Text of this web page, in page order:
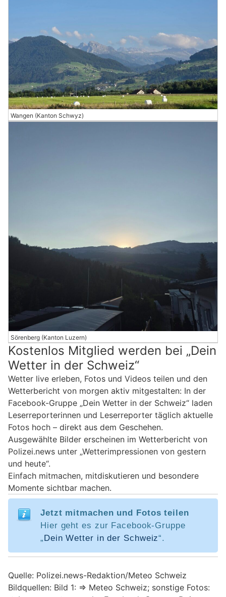
Wangen (Kanton Schwyz)
Sörenberg (Kanton Luzern)
Kostenlos Mitglied werden bei „Dein
Wetter in der Schweiz“
Wetter live erleben, Fotos und Videos teilen und den
Wetterbericht von morgen aktiv mitgestalten: In der
Facebook-Gruppe „Dein Wetter in der Schweiz“ laden
Leserreporterinnen und Leserreporter täglich aktuelle
Fotos hoch – direkt aus dem Geschehen.
Ausgewählte Bilder erscheinen im Wetterbericht von
Polizei.news unter „Wetterimpressionen von gestern
und heute“.
Einfach mitmachen, mitdiskutieren und besondere
Momente sichtbar machen.
Jetzt mitmachen und Fotos teilen
Hier geht es zur Facebook-Gruppe
„ Dein Wetter in der Schweiz“.
Quelle: Polizei.news-Redaktion/Meteo Schweiz
Bildquellen: Bild 1: => Meteo Schweiz; sonstige Fotos: